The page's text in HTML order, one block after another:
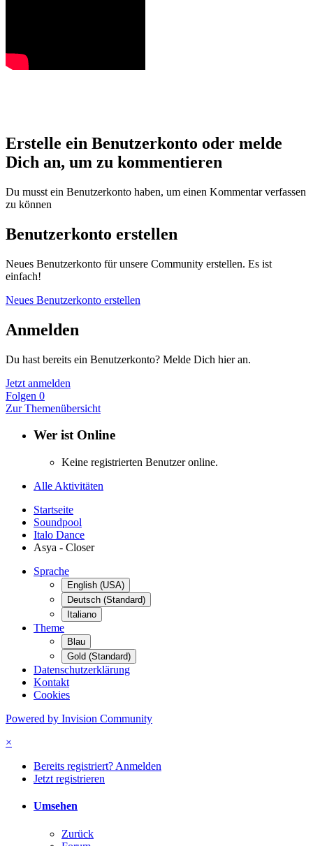
Erstelle ein Benutzerkonto oder melde
Dich an, um zu kommentieren
Du musst ein Benutzerkonto haben, um einen Kommentar verfassen
zu können
Benutzerkonto erstellen
Neues Benutzerkonto für unsere Community erstellen. Es ist
einfach!
Neues Benutzerkonto erstellen
Anmelden
Du hast bereits ein Benutzerkonto? Melde Dich hier an.
Jetzt anmelden
Folgen 0
Zur Themenübersicht
Wer ist Online
Keine registrierten Benutzer online.
Alle Aktivitäten
Startseite
Soundpool
Italo Dance
Asya - Closer
Sprache
English (USA)
Deutsch (Standard)
Italiano
Theme
Blau
Gold (Standard)
Datenschutzerklärung
Kontakt
Cookies
Powered by Invision Community
×
Bereits registriert? Anmelden
Jetzt registrieren
Umsehen
Zurück